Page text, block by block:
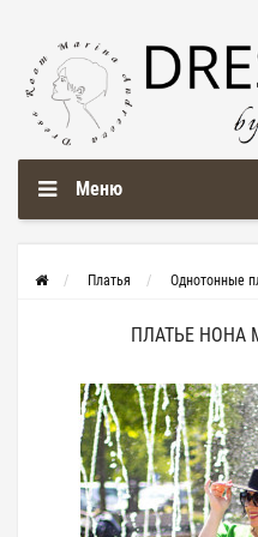
Меню
Платья Однотонные
ПЛАТЬЕ НОНА